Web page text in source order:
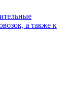
а также к